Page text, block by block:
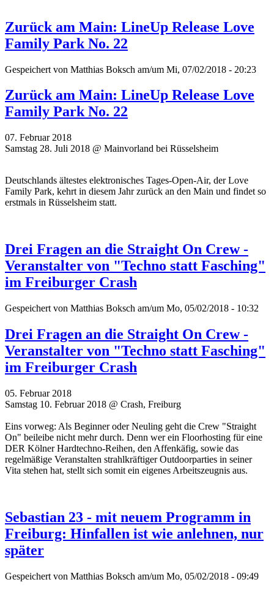
Zurück am Main: LineUp Release Love
Family Park No. 22
Gespeichert von Matthias Boksch am/um Mi, 07/02/2018 - 20:23
Zurück am Main: LineUp Release Love
Family Park No. 22
07. Februar 2018
Samstag 28. Juli 2018 @ Mainvorland bei Rüsselsheim
Deutschlands ältestes elektronisches Tages-Open-Air, der Love
Family Park, kehrt in diesem Jahr zurück an den Main und findet so
erstmals in Rüsselsheim statt.
Drei Fragen an die Straight On Crew -
Veranstalter von "Techno statt Fasching"
im Freiburger Crash
Gespeichert von Matthias Boksch am/um Mo, 05/02/2018 - 10:32
Drei Fragen an die Straight On Crew -
Veranstalter von "Techno statt Fasching"
im Freiburger Crash
05. Februar 2018
Samstag 10. Februar 2018 @ Crash, Freiburg
Eins vorweg: Als Beginner oder Neuling geht die Crew "Straight
On" beileibe nicht mehr durch. Denn wer ein Floorhosting für eine
DER Kölner Hardtechno-Reihen, den Affenkäfig, sowie das
regelmäßige Veranstalten strahlkräftiger Outdoorparties in seiner
Vita stehen hat, stellt sich somit ein eigenes Arbeitszeugnis aus.
Sebastian 23 - mit neuem Programm in
Freiburg: Hinfallen ist wie anlehnen, nur
später
Gespeichert von Matthias Boksch am/um Mo, 05/02/2018 - 09:49